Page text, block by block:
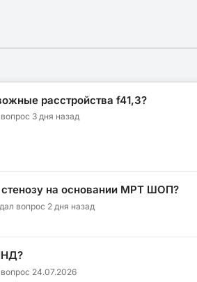
расстройства f41,3?
3 дня назад
на основании МРТ ШОП?
вопрос 2 дня назад
24.07.2026